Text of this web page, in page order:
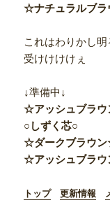
☆ナチュラルブ
これはわりかし
受けけけけぇ
↓準備中↓
☆アッシュブラ
○しずく芯○
☆ダークブラウ
☆アッシュブラ
トップ 更新情報